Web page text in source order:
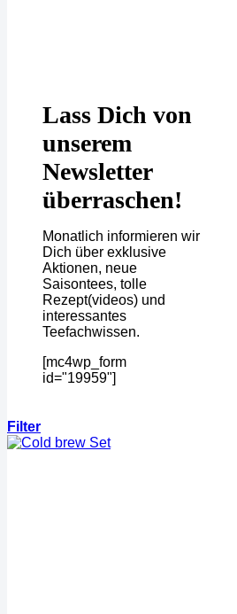
Lass Dich von
unserem
Newsletter
überraschen!
Monatlich informieren wir
Dich über exklusive
Aktionen, neue
Saisontees, tolle
Rezept(videos) und
interessantes
Teefachwissen.
[mc4wp_form
id="19959"]
Filter